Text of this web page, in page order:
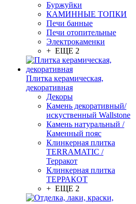
Буржуйки
КАМИННЫЕ ТОПКИ
Печи банные
Печи отопительные
Электрокаменки
+ ЕЩЕ 2
Плитка керамическая,
декоративная
Декоры
Камень декоративный/
искуственный Wallstone
Камень натуральный /
Каменный пояс
Клинкерная плитка
TERRAMATIC /
Терракот
Клинкерная плитка
ТЕРРАКОТ
+ ЕЩЕ 2